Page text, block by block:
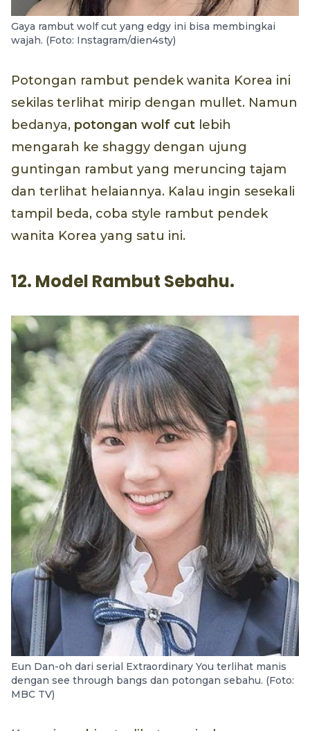
Gaya rambut wolf cut yang edgy ini bisa membingkai
wajah. (Foto: Instagram/dien4sty)
Potongan rambut pendek wanita Korea ini
sekilas terlihat mirip dengan mullet. Namun
bedanya, potongan wolf cut lebih
mengarah ke shaggy dengan ujung
guntingan rambut yang meruncing tajam
dan terlihat helaiannya. Kalau ingin sesekali
tampil beda, coba style rambut pendek
wanita Korea yang satu ini.
12. Model Rambut Sebahu.
Eun Dan-oh dari serial Extraordinary You terlihat manis
dengan see through bangs dan potongan sebahu. (Foto:
MBC TV)